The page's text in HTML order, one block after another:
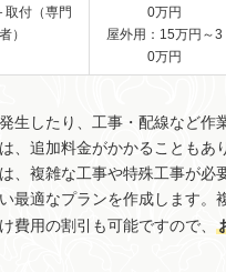
取付（専門
）
0万円
屋外用：15万円～3
0万円
生したり、工事・配線など作
、追加料金がかかることもあ
、複雑な工事や特殊工事が必
最適なプランを作成します。
費用の割引も可能ですので、